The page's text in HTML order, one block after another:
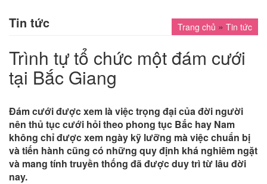
Tin tức Trang chủ » Tin tức
Trình tự tổ chức một đám cưới
tại Bắc Giang
Đám cưới được xem là việc trọng đại của đời người
nên thủ tục cưới hỏi theo phong tục Bắc hay Nam
không chỉ được xem ngày kỹ lưỡng mà việc chuẩn bị
và tiến hành cũng có những quy định khá nghiêm ngặt
và mang tính truyền thống đã được duy trì từ lâu đời
nay.